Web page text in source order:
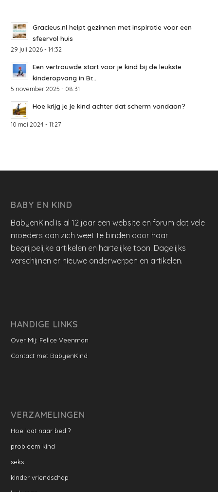
Gracieus.nl helpt gezinnen met inspiratie voor een
sfeervol huis
29 juli 2026 - 14:32
Een vertrouwde start voor je kind bij de leukste
kinderopvang in Br...
5 november 2025 - 08:31
Hoe krijg je je kind achter dat scherm vandaan?
10 mei 2024 - 11:27
BABY EN KIND
BabyenKind is al 12 jaar een website en forum dat vele
moeders aan zich weet te binden door haar
begrijpelijke artikelen en hartelijke toon. Dagelijks
verschijnen er nieuwe onderwerpen en artikelen.
HANDIGE LINKS
Over Mij: Felice Veenman
Contact met BabyenKind
VERZAMELINGEN
Hoe laat naar bed ?
probleem kind
seks
kinder vriendschap